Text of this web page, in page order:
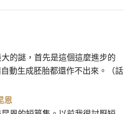
謎，首先是這個這麼進步的
動生成胚胎都還作不出來。（話
恩